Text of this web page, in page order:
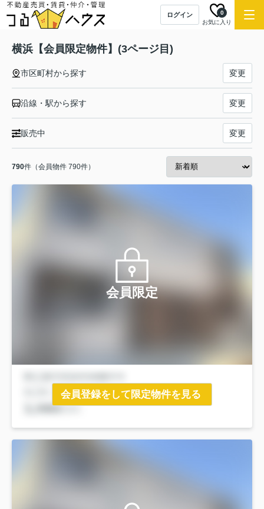
ログイン
お気に入り
0
横浜【会員限定物件】(3ページ目)
市区町村から探す 変更
沿線・駅から探す 変更
販売中 変更
790件（会員物件 790件）
会員限定
会員登録をして限定物件を見る